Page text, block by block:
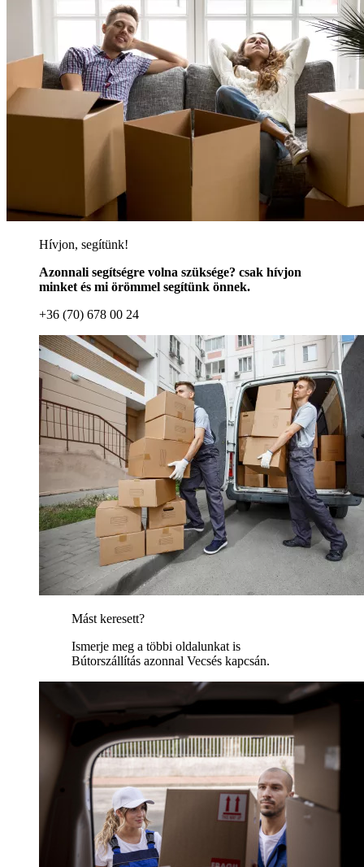
Hívjon, segítünk!
Azonnali segítségre volna szüksége? csak hívjon
minket és mi örömmel segítünk önnek.
+36 (70) 678 00 24
Mást keresett?
Ismerje meg a többi oldalunkat is
Bútorszállítás azonnal Vecsés kapcsán.